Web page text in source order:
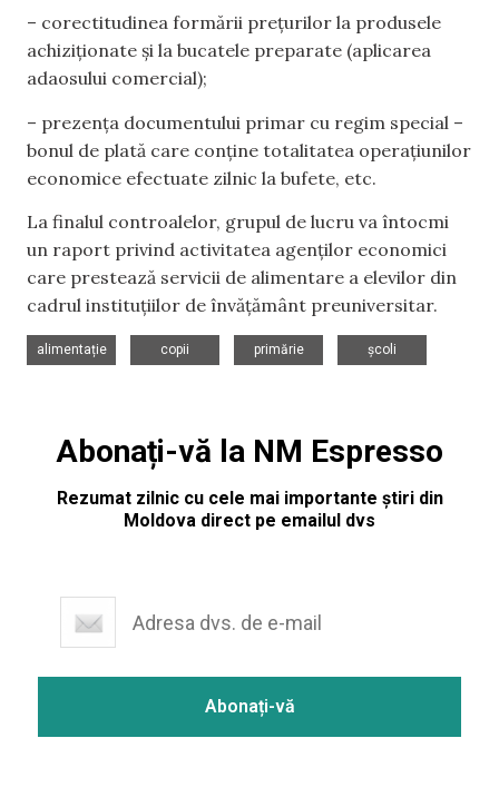
– corectitudinea formării prețurilor la produsele
achiziționate și la bucatele preparate (aplicarea
adaosului comercial);
– prezența documentului primar cu regim special –
bonul de plată care conține totalitatea operațiunilor
economice efectuate zilnic la bufete, etc.
La finalul controalelor, grupul de lucru va întocmi
un raport privind activitatea agenților economici
care prestează servicii de alimentare a elevilor din
cadrul instituțiilor de învățământ preuniversitar.
alimentație
copii
primărie
școli
Abonați-vă la NM Espresso
Rezumat zilnic cu cele mai importante știri din
Moldova direct pe emailul dvs